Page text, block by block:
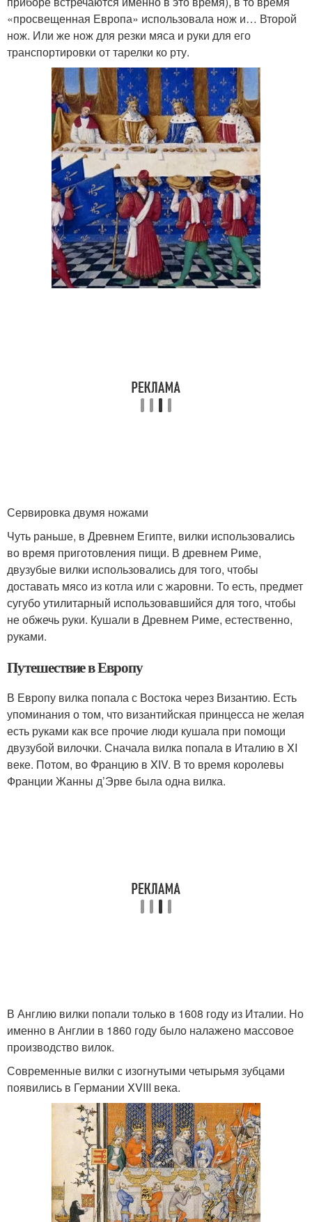
«просвещенная Европа» использовала нож и… Второй
нож. Или же нож для резки мяса и руки для его
транспортировки от тарелки ко рту.
Сервировка двумя ножами
Чуть раньше, в Древнем Египте, вилки использовались
во время приготовления пищи. В древнем Риме,
двузубые вилки использовались для того, чтобы
доставать мясо из котла или с жаровни. То есть, предмет
сугубо утилитарный использовавшийся для того, чтобы
не обжечь руки. Кушали в Древнем Риме, естественно,
руками.
Путешествие в Европу
В Европу вилка попала с Востока через Византию. Есть
упоминания о том, что византийская принцесса не желая
есть руками как все прочие люди кушала при помощи
двузубой вилочки. Сначала вилка попала в Италию в XI
веке. Потом, во Францию в XIV. В то время королевы
Франции Жанны д’Эрве была одна вилка.
В Англию вилки попали только в 1608 году из Италии. Но
именно в Англии в 1860 году было налажено массовое
производство вилок.
Современные вилки с изогнутыми четырьмя зубцами
появились в Германии XVIII века.